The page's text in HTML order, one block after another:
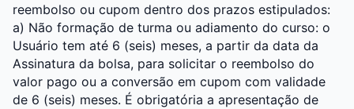
reembolso ou cupom dentro dos prazos estipulados:
a) Não formação de turma ou adiamento do curso: o
Usuário tem até 6 (seis) meses, a partir da data da
Assinatura da bolsa, para solicitar o reembolso do
valor pago ou a conversão em cupom com validade
de 6 (seis) meses. É obrigatória a apresentação de